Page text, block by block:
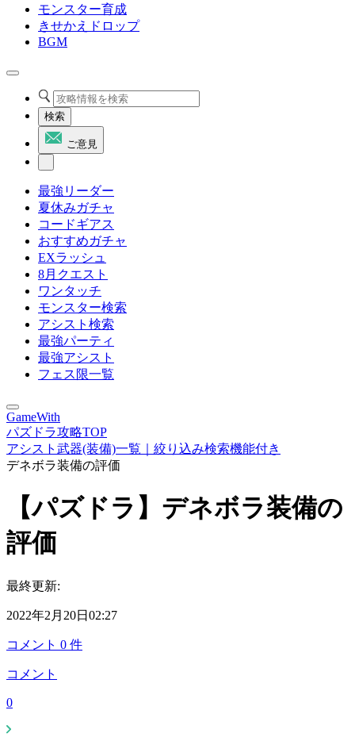
モンスター育成
きせかえドロップ
BGM
検索
ご意見
最強リーダー
夏休みガチャ
コードギアス
おすすめガチャ
EXラッシュ
8月クエスト
ワンタッチ
モンスター検索
アシスト検索
最強パーティ
最強アシスト
フェス限一覧
GameWith
パズドラ攻略TOP
アシスト武器(装備)一覧｜絞り込み検索機能付き
デネボラ装備の評価
【パズドラ】デネボラ装備の
評価
最終更新:
2022年2月20日02:27
コメント 0 件
コメント
0